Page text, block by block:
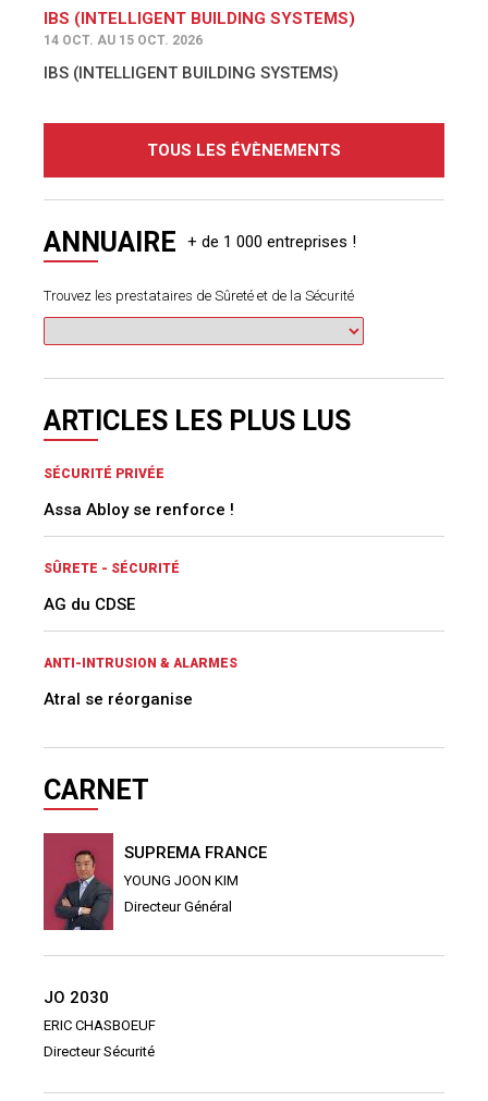
IBS (INTELLIGENT BUILDING SYSTEMS)
14 OCT. AU 15 OCT. 2026
IBS (INTELLIGENT BUILDING SYSTEMS)
TOUS LES ÉVÈNEMENTS
ANNUAIRE
Trouvez les prestataires de Sûreté et de la Sécurité
ARTICLES LES PLUS LUS
SÉCURITÉ PRIVÉE
Assa Abloy se renforce !
SÛRETE - SÉCURITÉ
AG du CDSE
ANTI-INTRUSION & ALARMES
Atral se réorganise
CARNET
SUPREMA FRANCE
YOUNG JOON KIM
Directeur Général
JO 2030
ERIC CHASBOEUF
Directeur Sécurité